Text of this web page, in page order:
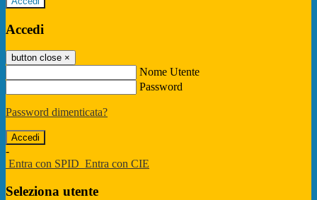
Accedi
button close ×
Nome Utente
Password
Password dimenticata?
-
Entra con SPID Entra con CIE
Seleziona utente